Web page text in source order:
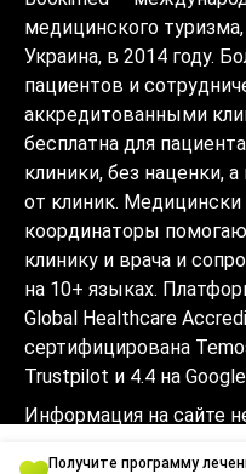
Получите программу
медицинского
Украина, в 2014 году.
пациентов и
аккредитованными
бесплатна для
клиники, без наценки,
от клиник.
координаторы
клинику и врача и
на 10+ языках.
Global Healthcare
сертифицирована
Trustpilot и 4.4 на
Информация на сайте